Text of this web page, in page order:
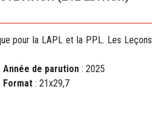
pour la LAPL et la PPL. Les Leçons
Année de parution : 2025
Format : 21x29,7